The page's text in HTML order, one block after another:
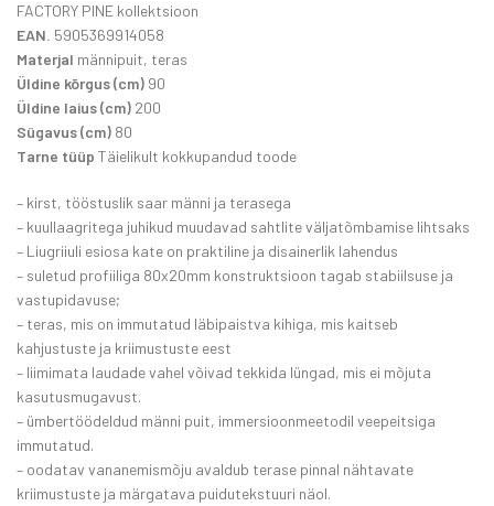
FACTORY PINE kollektsioon
EAN. 5905369914058
Materjal männipuit, teras
Üldine kõrgus (cm) 90
Üldine laius (cm) 200
Sügavus (cm) 80
Tarne tüüp Täielikult kokkupandud toode
– kirst, tööstuslik saar männi ja terasega
– kuullaagritega juhikud muudavad sahtlite väljatõmbamise lihtsaks
– Liugriiuli esiosa kate on praktiline ja disainerlik lahendus
– suletud profiiliga 80x20mm konstruktsioon tagab stabiilsuse ja
vastupidavuse;
– teras, mis on immutatud läbipaistva kihiga, mis kaitseb
kahjustuste ja kriimustuste eest
– liimimata laudade vahel võivad tekkida lüngad, mis ei mõjuta
kasutusmugavust.
– ümbertöödeldud männi puit, immersioonmeetodil veepeitsiga
immutatud.
– oodatav vananemismõju avaldub terase pinnal nähtavate
kriimustuste ja märgatava puidutekstuuri näol.